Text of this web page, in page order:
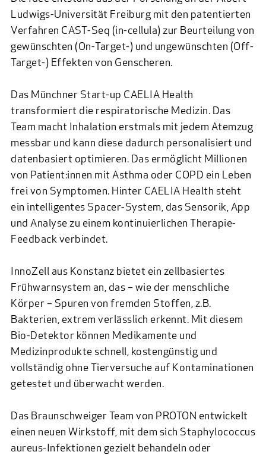
Ludwigs-Universität Freiburg mit den patentierten
Verfahren CAST-Seq (in-cellula) zur Beurteilung von
gewünschten (On-Target-) und ungewünschten (Off-
Target-) Effekten von Genscheren.
Das Münchner Start-up CAELIA Health
transformiert die respiratorische Medizin. Das
Team macht Inhalation erstmals mit jedem Atemzug
messbar und kann diese dadurch personalisiert und
datenbasiert optimieren. Das ermöglicht Millionen
von Patient:innen mit Asthma oder COPD ein Leben
frei von Symptomen. Hinter CAELIA Health steht
ein intelligentes Spacer-System, das Sensorik, App
und Analyse zu einem kontinuierlichen Therapie-
Feedback verbindet.
InnoZell aus Konstanz bietet ein zellbasiertes
Frühwarnsystem an, das – wie der menschliche
Körper – Spuren von fremden Stoffen, z.B.
Bakterien, extrem verlässlich erkennt. Mit diesem
Bio-Detektor können Medikamente und
Medizinprodukte schnell, kostengünstig und
vollständig ohne Tierversuche auf Kontaminationen
getestet und überwacht werden.
Das Braunschweiger Team von PROTON entwickelt
einen neuen Wirkstoff, mit dem sich Staphylococcus
aureus-Infektionen gezielt behandeln oder